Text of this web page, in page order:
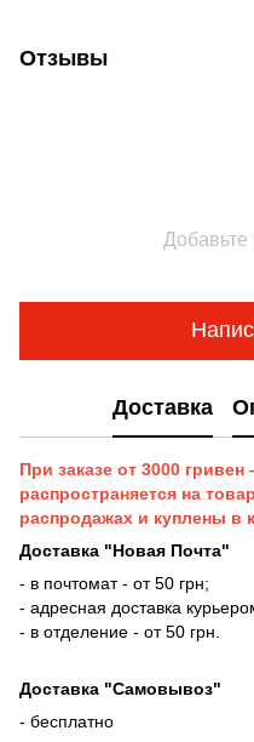
Отзывы
Доставка
При заказе от 3000
распространяется на
распродажах и куплены в
Доставка "Новая Почта"
- в почтомат - от 50 грн;
- адресная доставка
- в отделение - от 50 грн.
Доставка "Самовывоз"
- бесплатно